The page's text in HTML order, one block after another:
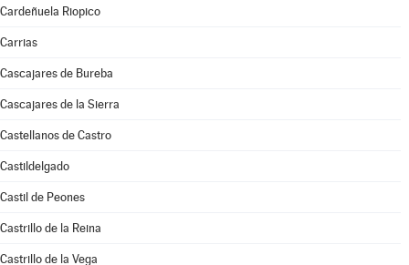
Cardeñuela Riopico
Carrias
Cascajares de Bureba
Cascajares de la Sierra
Castellanos de Castro
Castildelgado
Castil de Peones
Castrillo de la Reina
Castrillo de la Vega